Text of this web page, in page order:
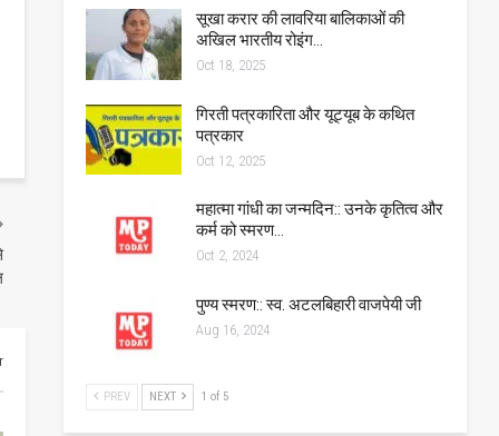
सूखा करार की लावरिया बालिकाओं की
अखिल भारतीय रोइंग…
Oct 18, 2025
गिरती पत्रकारिता और यूट्यूब के कथित
पत्रकार
Oct 12, 2025
महात्मा गांधी का जन्मदिन:: उनके कृतित्व और
कर्म को स्मरण…
Oct 2, 2024
पुण्य स्मरण:: स्व. अटलबिहारी वाजपेयी जी
Aug 16, 2024
PREV NEXT 1 of 5